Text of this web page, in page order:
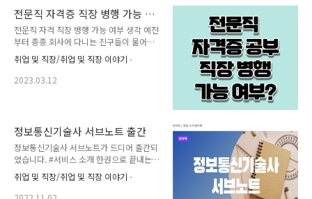
더 받아요 공무원은 자기돈으로 밥도 사먹
고(정액급식비가 급여에 포함...) 자기돈으
로 신발에 옷에 교통비까지 다해야 하고요
원룸 월세도 자기돈으로 내야 하고요 공과
금 지원도 하나도 없고요 그리고 자녀학자
금도 없고 진짜 복지가 1개도 없어요.. (공
직 생활 해보신분들은 무슨 말인지 잘 아실
전문직 자격증 직장 병행 가능 여
부 생각
전문직 자격 직장 병행 가능 여부 생각 예전
부터 종종 회사에 다니는 친구들이 물어보
는 질문이 있다. "직장에 다니면서 세무사
공부를 해볼까 하는데 가능할까?" 오늘은
사람들이 왜 이런 생각을 하게 되는지, 정말
에서 하는 일은 점점 익숙해져서 이제는 회
사 일하는 것이 그리 힘들지는 않지만 회사
밖에서 쓸 수 있는 기술도 아니고 미래가 점
점 불안해져서. 아니면 회사 생활이 너무 싫
지만 나와서 치킨집을 차리는 건 무섭기 때
문에 전문직 자격증을 따고 퇴사하고 싶어
서. 변호사는 로스쿨 입시까지는 직장과 병
취업 및 직장/취업 및 직장 이야기
2023.03.12
정보통신기술사 서브노트 출간
정보통신기술사 서브노트가 드디어 출간되
었습니다. #서비스 소개 한권으로 끝내는
정보통신기술사 합격가이드북을 보시고 많
은 분들이 서브노트 집필을 요청하셔서 의
무감을 갖고 10개월 동안 작업을 했습니다.
취업 및 직장/취업 및 직장 이야기